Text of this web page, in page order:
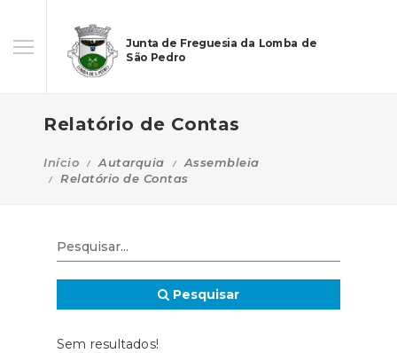
Junta de Freguesia da Lomba de
São Pedro
Relatório de Contas
Início Autarquia
Assembleia
Relatório de Contas
Pesquisar
Sem resultados!